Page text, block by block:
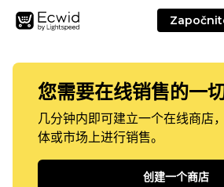
您需要在线销售的一
几分钟内即可建立一个在线商店
体或市场上进行销售。
创建一个商店